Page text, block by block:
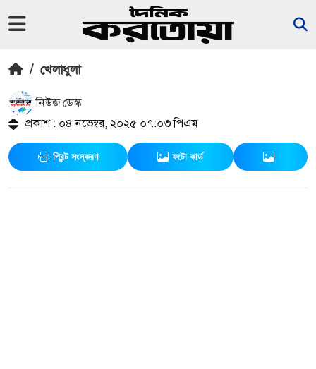
/ খেলাধুলা
নিউজ ডেস্ক
প্রকাশ : ০৪ নভেম্বর, ২০২৫ ০৭:০৩ পিএম
প্রিন্ট সংস্করণ ফটো কার্ড